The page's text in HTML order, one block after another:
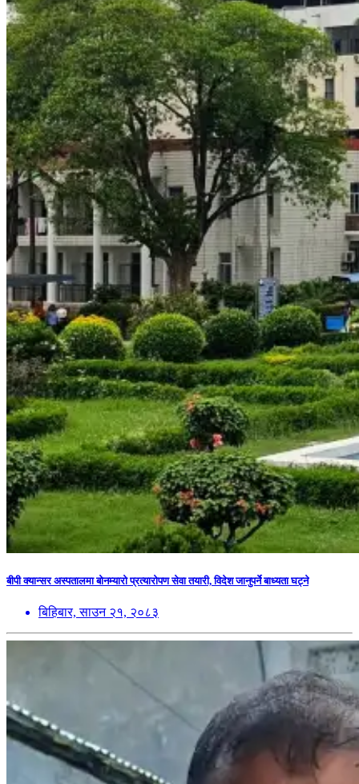
बीपी क्यान्सर अस्पतालमा बोनम्यारो प्रत्यारोपण सेवा तयारी, विदेश जानुपर्ने बाध्यता घट्ने
बिहिबार, साउन २१, २०८३